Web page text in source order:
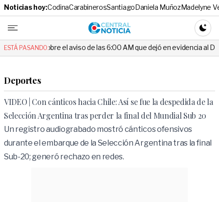
Noticias hoy:CodinaCarabinerosSantiagoDaniela MuñozMadelyne
Central
ESTÁ PASANDO:
el aviso de las 6:00 AM que dejó en evidencia al Delegado
Deportes
VIDEO | Con cánticos hacia Chile: Así se fue la despedida de la
Selección Argentina tras perder la final del Mundial Sub 20
Un registro audiograbado mostró cánticos ofensivos
durante el embarque de la Selección Argentina tras la final
Sub-20; generó rechazo en redes.